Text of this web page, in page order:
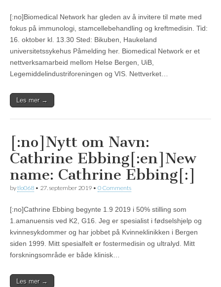
[:no]Biomedical Network har gleden av å invitere til møte med
fokus på immunologi, stamcellebehandling og kreftmedisin. Tid:
16. oktober kl. 13.30 Sted: Bikuben, Haukeland
universitetssykehus Påmelding her. Biomedical Network er et
nettverksamarbeid mellom Helse Bergen, UiB,
Legemiddelindustriforeningen og VIS. Nettverket…
Les mer →
[:no]Nytt om Navn:
Cathrine Ebbing[:en]New
name: Cathrine Ebbing[:]
bytlo068 • 27. september 2019 • 0 Comments
[:no]Cathrine Ebbing begynte 1.9 2019 i 50% stilling som
1.amanuensis ved K2, G16. Jeg er spesialist i fødselshjelp og
kvinnesykdommer og har jobbet på Kvinneklinikken i Bergen
siden 1999. Mitt spesialfelt er fostermedisin og ultralyd. Mitt
forskningsområde er både klinisk…
Les mer →